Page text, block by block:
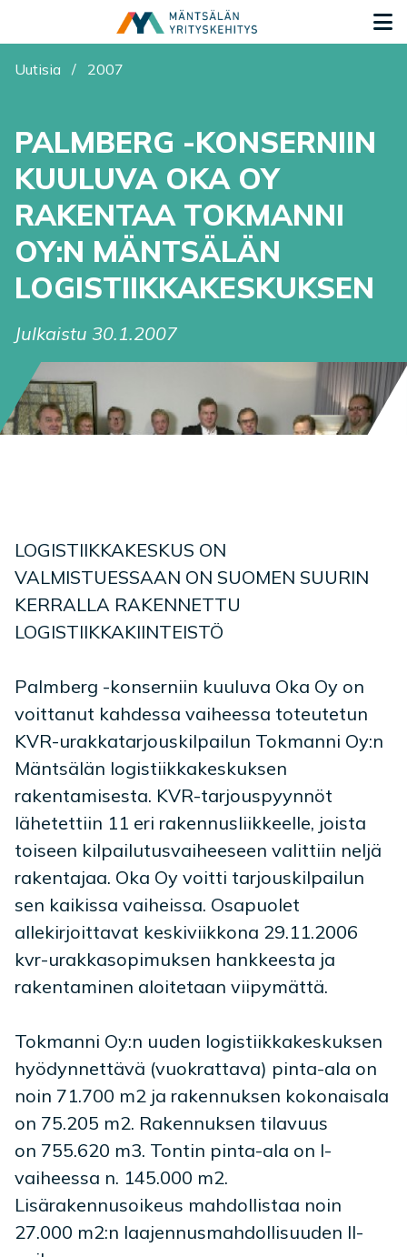
Olet tässä:
Uutisia / 2007
PALMBERG -KONSERNIIN
KUULUVA OKA OY
RAKENTAA TOKMANNI
OY:N MÄNTSÄLÄN
LOGISTIIKKAKESKUKSEN
Julkaistu 30.1.2007
LOGISTIIKKAKESKUS ON
VALMISTUESSAAN ON SUOMEN SUURIN
KERRALLA RAKENNETTU
LOGISTIIKKAKIINTEISTÖ
Palmberg -konserniin kuuluva Oka Oy on
voittanut kahdessa vaiheessa toteutetun
KVR-urakkatarjouskilpailun Tokmanni Oy:n
Mäntsälän logistiikkakeskuksen
rakentamisesta. KVR-tarjouspyynnöt
lähetettiin 11 eri rakennusliikkeelle, joista
toiseen kilpailutusvaiheeseen valittiin neljä
rakentajaa. Oka Oy voitti tarjouskilpailun
sen kaikissa vaiheissa. Osapuolet
allekirjoittavat keskiviikkona 29.11.2006
kvr-urakkasopimuksen hankkeesta ja
rakentaminen aloitetaan viipymättä.
Tokmanni Oy:n uuden logistiikkakeskuksen
hyödynnettävä (vuokrattava) pinta-ala on
noin 71.700 m2 ja rakennuksen kokonaisala
on 75.205 m2. Rakennuksen tilavuus
on 755.620 m3. Tontin pinta-ala on I-
vaiheessa n. 145.000 m2.
Lisärakennusoikeus mahdollistaa noin
27.000 m2:n laajennusmahdollisuuden II-